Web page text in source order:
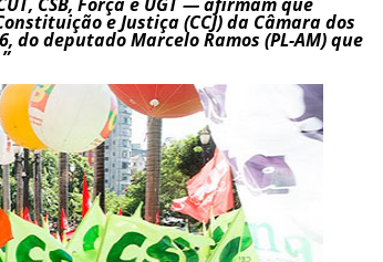
e Justiça (CCJ) da Câmara dos
do deputado Marcelo Ramos (PL-AM) que